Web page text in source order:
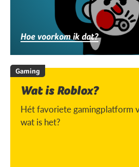
Hoe voorkom ik dat?
Gaming
Wat is Roblox?
Hét favoriete gamingplatform
wat is het?